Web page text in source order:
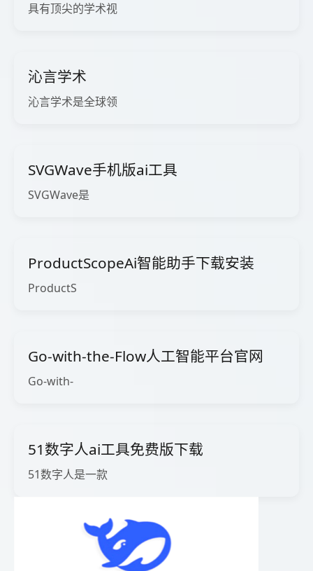
具有顶尖的学术视
沁言学术
沁言学术是全球领
SVGWave手机版ai工具
SVGWave是
ProductScopeAi智能助手下载安装
ProductS
Go-with-the-Flow人工智能平台官网
Go-with-
51数字人ai工具免费版下载
51数字人是一款